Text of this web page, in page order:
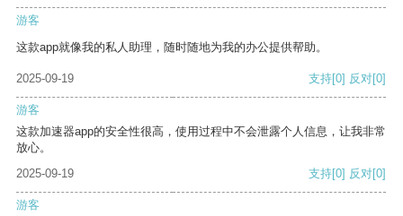
游客
这款app就像我的私人助理，随时随地为我的办公提供帮助。
2025-09-19 支持[0] 反对[0]
游客
这款加速器app的安全性很高，使用过程中不会泄露个人信息，让我非常
放心。
2025-09-19
支持[0] 反对[0]
游客